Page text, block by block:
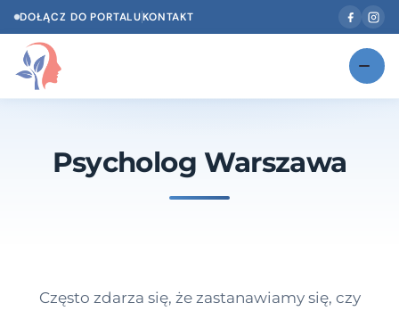
DOŁĄCZ DO PORTALUKONTAKT
GabinetyNOWOŚĆ
Psycholog Warszawa
Często zdarza się, że zastanawiamy się, czy